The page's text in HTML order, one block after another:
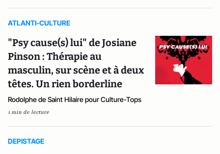
ATLANTI-CULTURE
"Psy cause(s) lui" de Josiane
Pinson : Thérapie au
masculin, sur scène et à deux
têtes. Un rien borderline
Rodolphe de Saint Hilaire pour Culture-Tops
1 min de lecture
DEPISTAGE